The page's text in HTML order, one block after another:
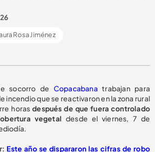
Rosa Jiménez
socorro de Copacabana trabajan para
incendio que se reactivaron en la zona rural
horasdespués de que fuera controlado
vegetal desde el viernes, 7 de
Este año se dispararon las cifras de robo